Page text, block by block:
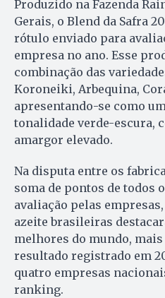
Produzido na Fazenda
Gerais, o Blend da Safra
rótulo enviado para
empresa no ano. Esse
combinação das
Koroneiki, Arbequina,
apresentando-se como
tonalidade verde-escura,
amargor elevado.
Na disputa entre os
soma de pontos de todos
avaliação pelas
azeite brasileiras
melhores do mundo, mais
resultado registrado em
quatro empresas
ranking.